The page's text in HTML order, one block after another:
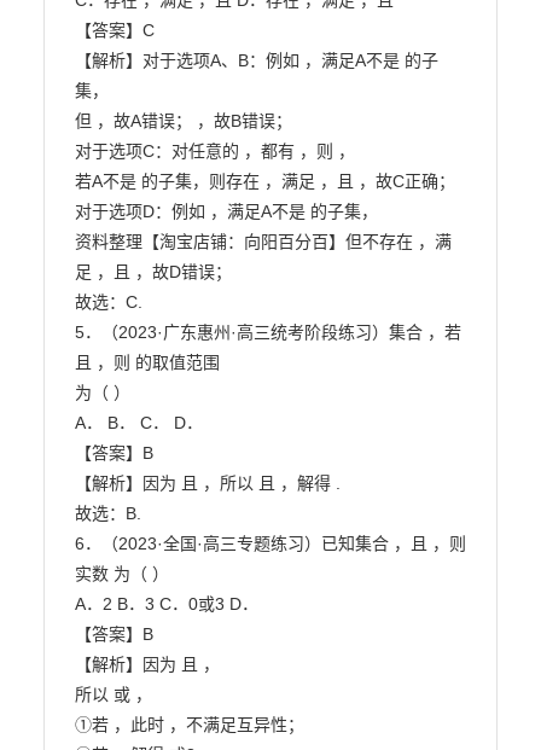
【答案】C
【解析】对于选项A、B：例如 ，满足A不是 的子
集，
但 ，故A错误； ，故B错误；
对于选项C：对任意的 ，都有 ，则 ，
若A不是 的子集，则存在 ，满足 ，且 ，故C正确；
对于选项D：例如 ，满足A不是 的子集，
资料整理【淘宝店铺：向阳百分百】但不存在 ，满
足 ，且 ，故D错误；
故选：C.
5．（2023·广东惠州·高三统考阶段练习）集合 ，若
且 ，则 的取值范围
为（ ）
A． B． C． D．
【答案】B
【解析】因为 且 ，所以 且 ，解得 .
故选：B.
6．（2023·全国·高三专题练习）已知集合 ，且 ，则
实数 为（ ）
A．2 B．3 C．0或3 D．
【答案】B
【解析】因为 且 ，
所以 或 ，
①若 ，此时 ，不满足互异性；